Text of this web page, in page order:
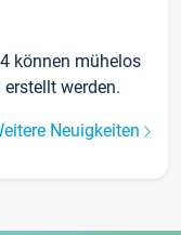
können mühelos
erstellt werden.
Neuigkeiten